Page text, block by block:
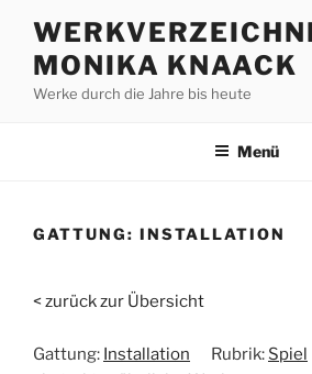
Inhalt
springenMONIKA KNAACK
Werke durch die Jahre bis heute
Menü
GATTUNG: INSTALLATION
< zurück zur Übersicht
Gattung: Installation Rubrik: Spiel